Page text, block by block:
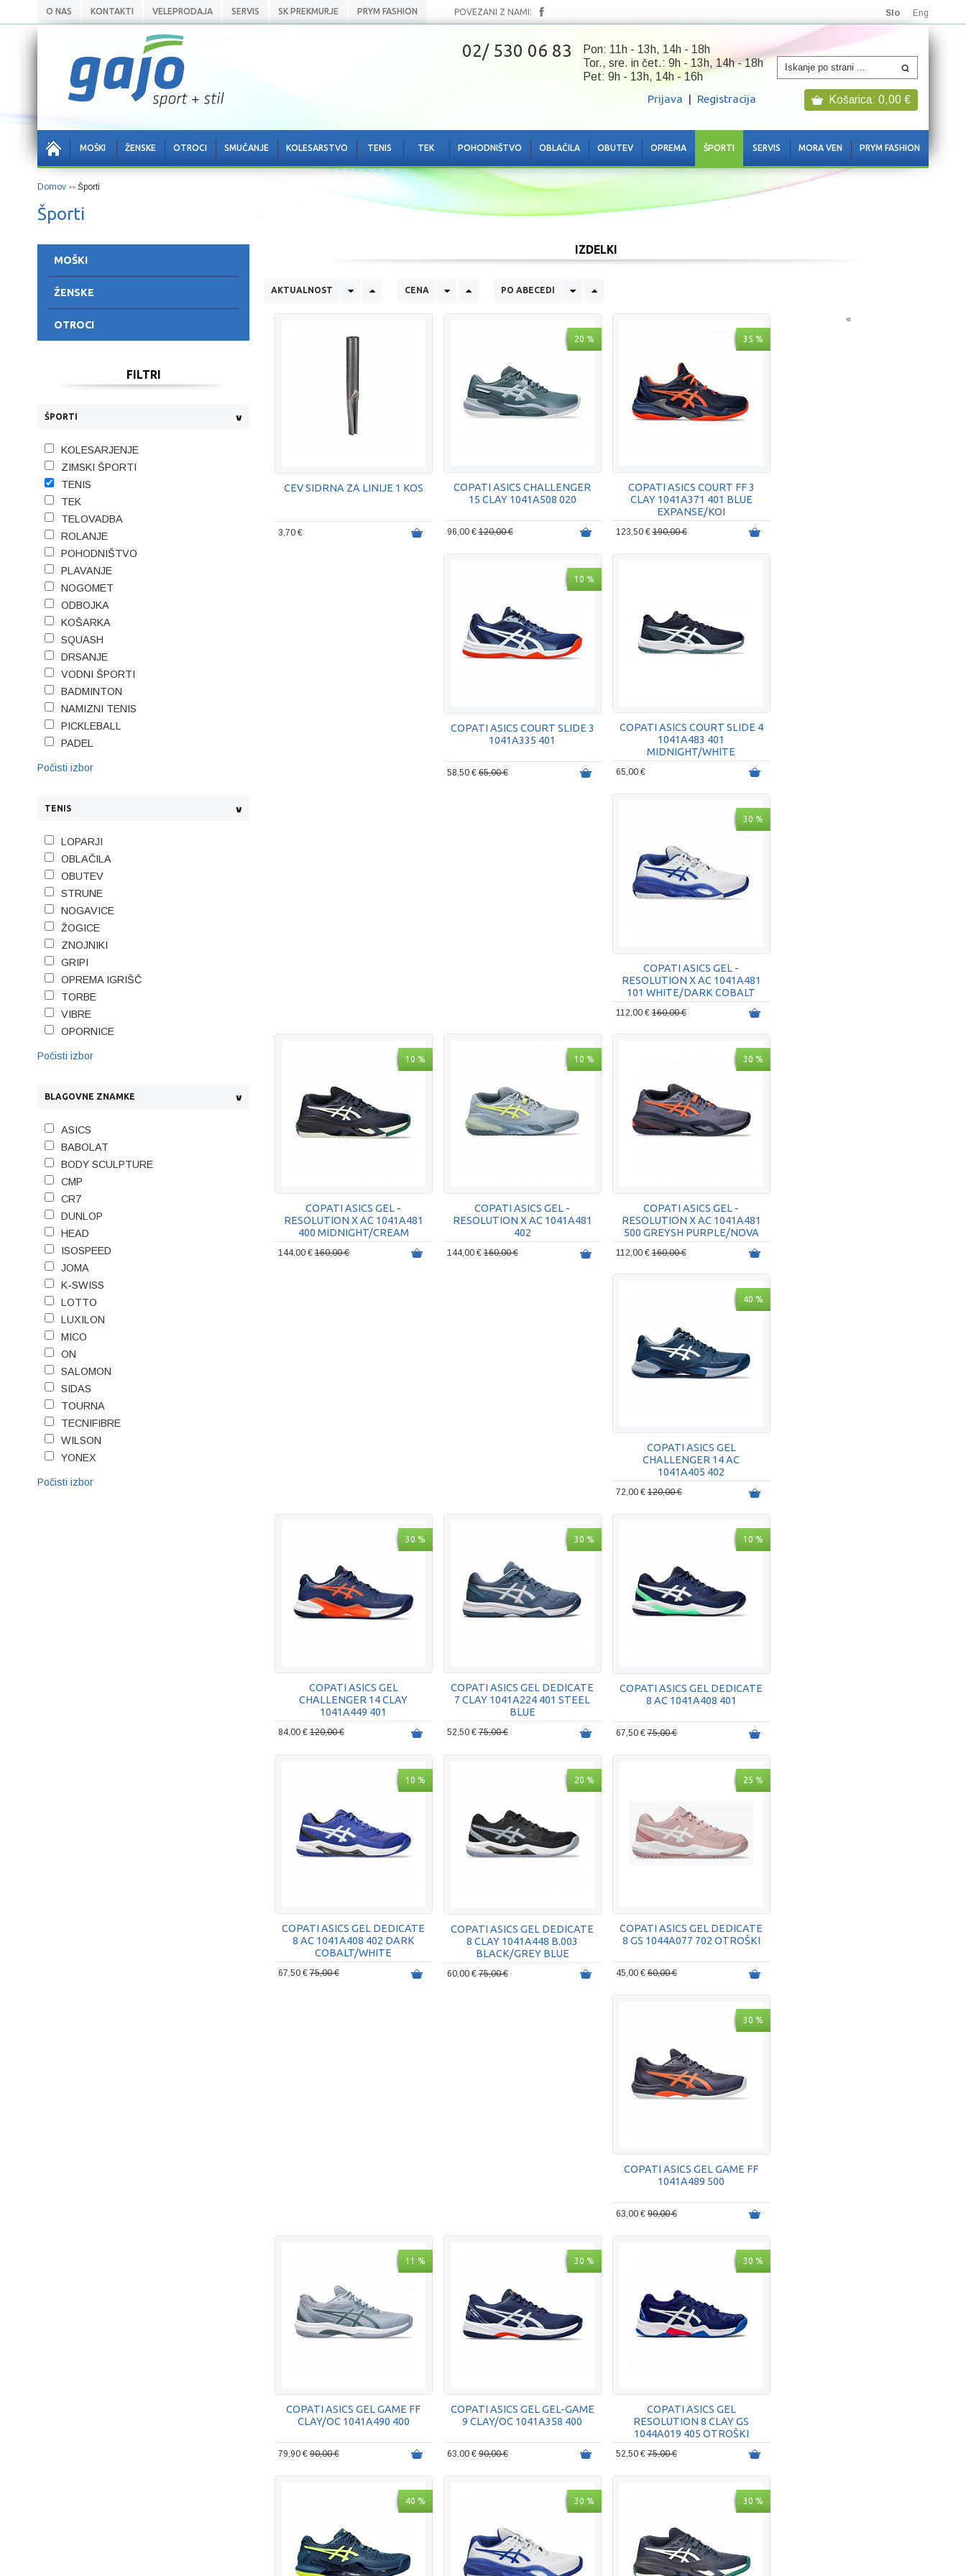
O NAS KONTAKTI VELEPRODAJA SERVIS SK PREKMURJE PRYM FASHION POVEZANI Z NAMI: Slo Eng
02/ 530 06 83
Pon: 11h - 13h, 14h - 18h
Tor., sre. in čet.: 9h - 13h, 14h - 18h
Pet: 9h - 13h, 14h - 16h
Prijava | Registracija Košarica: 0,00 €
MOŠKI ŽENSKE OTROCI SMUČANJE KOLESARSTVO TENIS TEK POHODNIŠTVO OBLAČILA OBUTEV OPREMA ŠPORTI SERVIS MORA VEN PRYM FASHION
Domov >> Športi
Športi
MOŠKI
ŽENSKE
OTROCI
FILTRI
ŠPORTI
KOLESARJENJE
ZIMSKI ŠPORTI
TENIS
TEK
TELOVADBA
ROLANJE
POHODNIŠTVO
PLAVANJE
NOGOMET
ODBOJKA
KOŠARKA
SQUASH
DRSANJE
VODNI ŠPORTI
BADMINTON
NAMIZNI TENIS
PICKLEBALL
PADEL
Počisti izbor
TENIS
LOPARJI
OBLAČILA
OBUTEV
STRUNE
NOGAVICE
ŽOGICE
ZNOJNIKI
GRIPI
OPREMA IGRIŠČ
TORBE
VIBRE
OPORNICE
Počisti izbor
BLAGOVNE ZNAMKE
ASICS
BABOLAT
BODY SCULPTURE
CMP
CR7
DUNLOP
HEAD
ISOSPEED
JOMA
K-SWISS
LOTTO
LUXILON
MICO
ON
SALOMON
SIDAS
TOURNA
TECNIFIBRE
WILSON
YONEX
Počisti izbor
IZDELKI
AKTUALNOST CENA PO ABECEDI
CEV SIDRNA ZA LINIJE 1 KOS
3,70 €
20 %
COPATI ASICS CHALLENGER
15 CLAY 1041A508 020
96,00 €120,00 €
35 %
COPATI ASICS COURT FF 3
CLAY 1041A371 401 BLUE
EXPANSE/KOI
123,50 €190,00 €
10 %
COPATI ASICS COURT SLIDE 3
1041A335 401
58,50 €65,00 €
COPATI ASICS COURT SLIDE 4
1041A483 401
MIDNIGHT/WHITE
65,00 €
30 %
COPATI ASICS GEL -
RESOLUTION X AC 1041A481
101 WHITE/DARK COBALT
112,00 €160,00 €
10 %
COPATI ASICS GEL -
RESOLUTION X AC 1041A481
400 MIDNIGHT/CREAM
144,00 €160,00 €
10 %
COPATI ASICS GEL -
RESOLUTION X AC 1041A481
402
144,00 €160,00 €
30 %
COPATI ASICS GEL -
RESOLUTION X AC 1041A481
500 GREYSH PURPLE/NOVA
ORANGE
112,00 €160,00 €
40 %
COPATI ASICS GEL
CHALLENGER 14 AC
1041A405 402
72,00 €120,00 €
30 %
COPATI ASICS GEL
CHALLENGER 14 CLAY
1041A449 401
84,00 €120,00 €
30 %
COPATI ASICS GEL DEDICATE
7 CLAY 1041A224 401 STEEL
BLUE
52,50 €75,00 €
10 %
COPATI ASICS GEL DEDICATE
8 AC 1041A408 401
67,50 €75,00 €
10 %
COPATI ASICS GEL DEDICATE
8 AC 1041A408 402 DARK
COBALT/WHITE
67,50 €75,00 €
20 %
COPATI ASICS GEL DEDICATE
8 CLAY 1041A448 B.003
BLACK/GREY BLUE
60,00 €75,00 €
25 %
COPATI ASICS GEL DEDICATE
8 GS 1044A077 702 OTROŠKI
45,00 €60,00 €
30 %
COPATI ASICS GEL GAME FF
1041A489 500
63,00 €90,00 €
11 %
COPATI ASICS GEL GAME FF
CLAY/OC 1041A490 400
79,90 €90,00 €
30 %
COPATI ASICS GEL GEL-GAME
9 CLAY/OC 1041A358 400
63,00 €90,00 €
30 %
COPATI ASICS GEL
RESOLUTION 8 CLAY GS
1044A019 405 OTROŠKI
52,50 €75,00 €
40 % 30 % 30 %
«